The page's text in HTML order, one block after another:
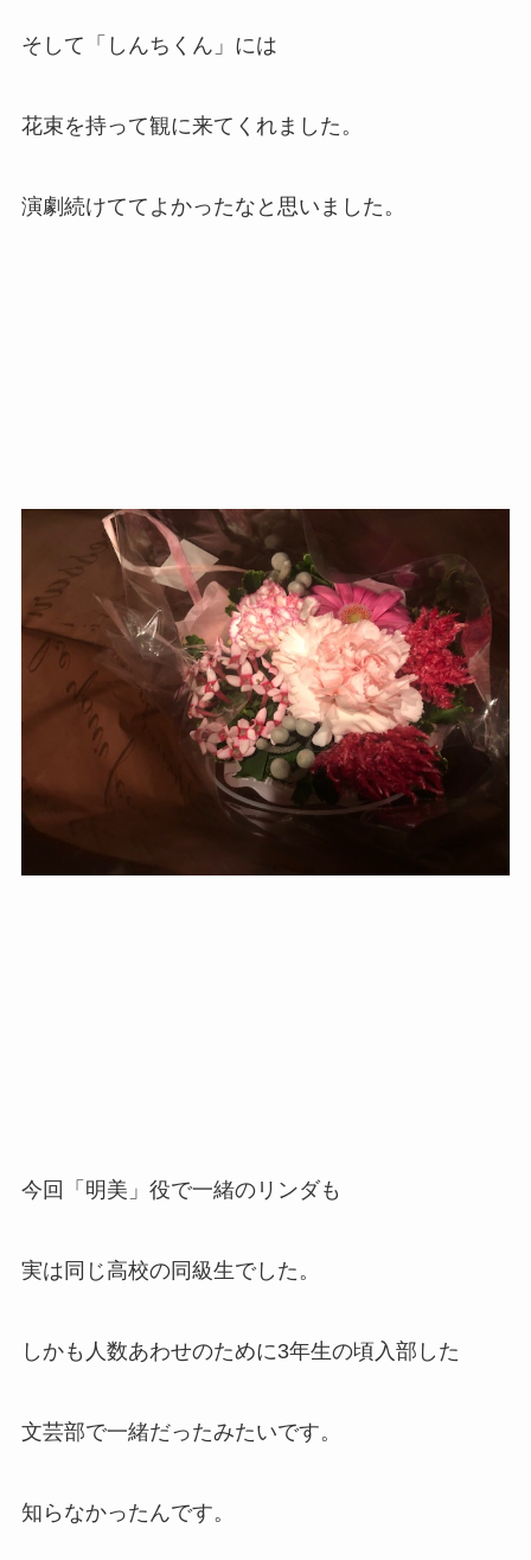
そして「しんちくん」には
花束を持って観に来てくれました。
演劇続けててよかったなと思いました。
今回「明美」役で一緒のリンダも
実は同じ高校の同級生でした。
しかも人数あわせのために3年生の頃入部した
文芸部で一緒だったみたいです。
知らなかったんです。